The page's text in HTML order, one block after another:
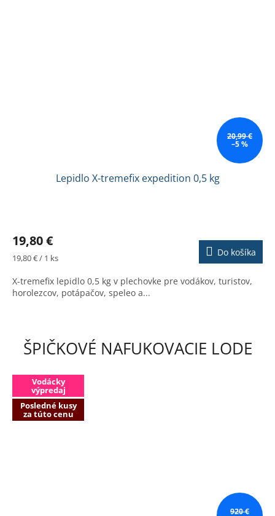
20,99 €
–5 %
Lepidlo X-tremefix expedition 0,5 kg
produktu
je
4,0
z
5
hviezdičiek.
19,80 €
Jednotková
19,80 € / 1 ks Do košíka
X-tremefix lepidlo 0,5 kg v plechovke pre vodákov, turistov,
horolezcov, potápačov, speleo a...
ŠPIČKOVÉ NAFUKOVACIE LODE
Vodácky
výpredaj
Posledné kusy
za túto cenu
920 €